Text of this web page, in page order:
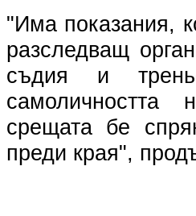
"Има показания,
разследващ
съдия и
самоличността
срещата бе
преди края",